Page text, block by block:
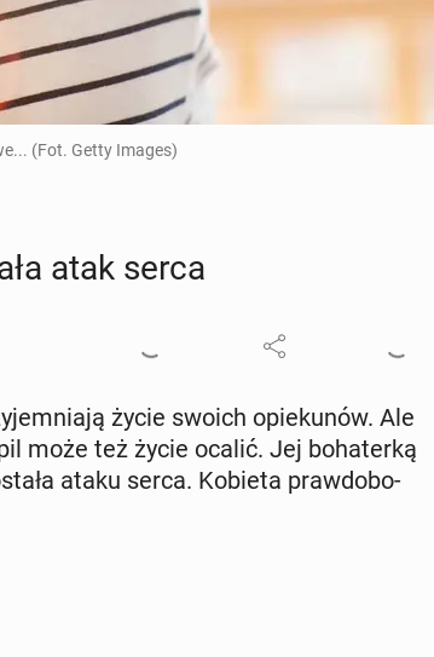
(Fot. Getty Images)
atak serca
życie swoich opie­ku­nów. Ale
może też życie ocalić. Jej bo­ha­ter­ką
ataku serca. Kobieta praw­do­bo­